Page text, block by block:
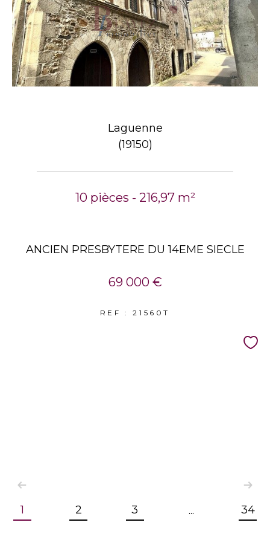
Laguenne
(19150)
10 pièces - 216,97 m²
ANCIEN PRESBYTERE DU 14EME SIECLE
69 000 €
REF : 21560T
1 2 3 ... 34